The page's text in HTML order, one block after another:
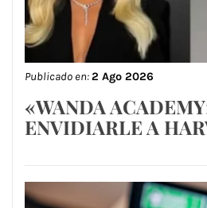
Publicado en:2 Ago 2026
«WANDA
ENVIDIARLE A